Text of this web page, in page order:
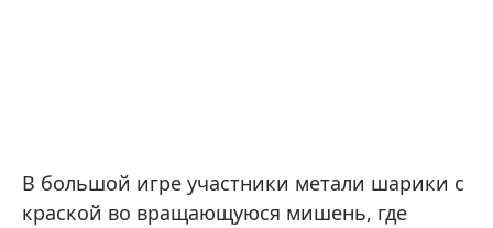
В большой игре участники метали шарики с
краской во вращающуюся мишень, где